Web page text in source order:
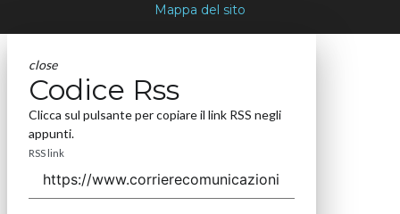
Mappa del sito
close
Codice Rss
Clicca sul pulsante per copiare il link RSS negli
appunti.
RSS link